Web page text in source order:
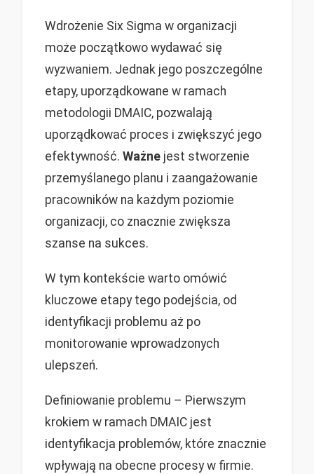
Wdrożenie Six Sigma w organizacji
może początkowo wydawać się
wyzwaniem. Jednak jego poszczególne
etapy, uporządkowane w ramach
metodologii DMAIC, pozwalają
uporządkować proces i zwiększyć jego
efektywność. Ważne jest stworzenie
przemyślanego planu i zaangażowanie
pracowników na każdym poziomie
organizacji, co znacznie zwiększa
szanse na sukces.
W tym kontekście warto omówić
kluczowe etapy tego podejścia, od
identyfikacji problemu aż po
monitorowanie wprowadzonych
ulepszeń.
Definiowanie problemu – Pierwszym
krokiem w ramach DMAIC jest
identyfikacja problemów, które znacznie
wpływają na obecne procesy w firmie.